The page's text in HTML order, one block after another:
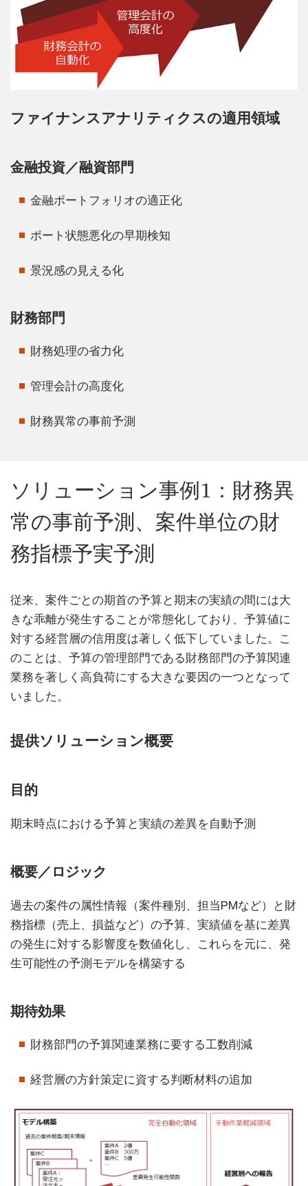
ファイナンスアナリティクスの適用領域
金融投資／融資部門
金融ポートフォリオの適正化
ポート状態悪化の早期検知
景況感の見える化
財務部門
財務処理の省力化
管理会計の高度化
財務異常の事前予測
ソリューション事例1：財務異
常の事前予測、案件単位の財
務指標予実予測
従来、案件ごとの期首の予算と期末の実績の間には大
きな乖離が発生することが常態化しており、予算値に
対する経営層の信用度は著しく低下していました。こ
のことは、予算の管理部門である財務部門の予算関連
業務を著しく高負荷にする大きな要因の一つとなって
いました。
提供ソリューション概要
目的
期末時点における予算と実績の差異を自動予測
概要／ロジック
過去の案件の属性情報（案件種別、担当PMなど）と財
務指標（売上、損益など）の予算、実績値を基に差異
の発生に対する影響度を数値化し、これらを元に、発
生可能性の予測モデルを構築する
期待効果
財務部門の予算関連業務に要する工数削減
経営層の方針策定に資する判断材料の追加